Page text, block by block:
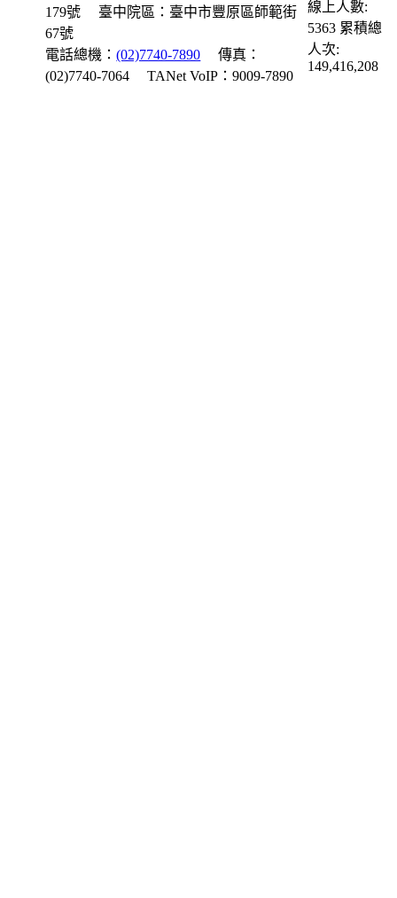
179號
臺中院區：臺中市豐原區師範街
67號
電話總機：(02)7740-7890
傳真：
(02)7740-7064
TANet VoIP：9009-7890
線上人數:
5363 累積總
人次:
149,416,208